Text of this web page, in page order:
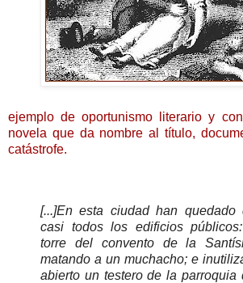
ejemplo de oportunismo literario y
novela que da nombre al título,
catástrofe.
[...]En esta ciudad han quedado
casi todos los edificios
torre del convento de la
matando a un muchacho; e
abierto un testero de la parroquia